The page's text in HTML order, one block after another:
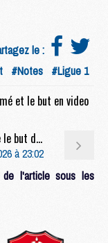
le :
#Notes #Ligue 1
et le but en video
Match : PSG/Brest (1-0), Doué s'offre encore le but du titre
à 23:02
de l'article sous les